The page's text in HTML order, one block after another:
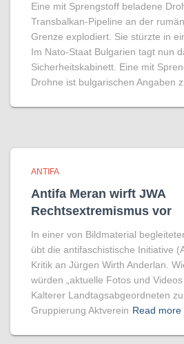
Eine mit Sprengstoff beladene
Transbalkan-Pipeline an der
Grenze explodiert. Sie stürzte in
Im Nato-Staat Bulgarien tagt nun
Sicherheitskabinett. Eine mit
Drohne ist bulgarischen Angaben
ANTIFA
Antifa Meran wirft JWA
Rechtsextremismus vor
In einer von Bildmaterial
übt die antifaschistische Initiative
Kritik an Jürgen Wirth Anderlan.
würden „aktuelle Fotos und
Kalterer Landtagsabgeordneten
Gruppierung Aktverein Read more